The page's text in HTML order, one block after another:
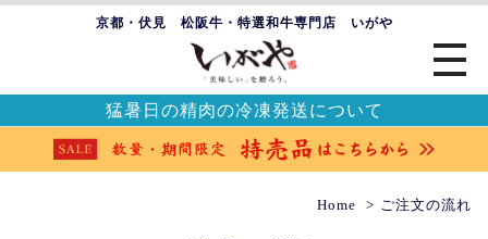
京都・伏見 松阪牛・特選和牛専門店 いがや
猛暑日の精肉の冷凍発送について
Home ご注文の流れ